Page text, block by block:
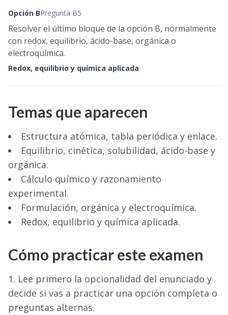
Opción BPregunta B5
Resolver el último bloque de la opción B, normalmente
con redox, equilibrio, ácido-base, orgánica o
electroquímica.
Redox, equilibrio y química aplicada
Temas que aparecen
Estructura atómica, tabla periódica y enlace.
Equilibrio, cinética, solubilidad, ácido-base y
orgánica.
Cálculo químico y razonamiento
experimental.
Formulación, orgánica y electroquímica.
Redox, equilibrio y química aplicada.
Cómo practicar este examen
Lee primero la opcionalidad del enunciado y
decide si vas a practicar una opción completa o
preguntas alternas.